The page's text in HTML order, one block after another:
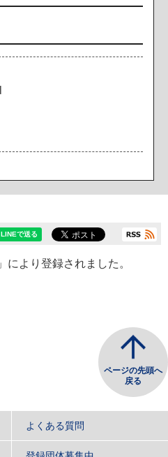
」により登録されました。
ページの先頭へ
戻る
よくある質問